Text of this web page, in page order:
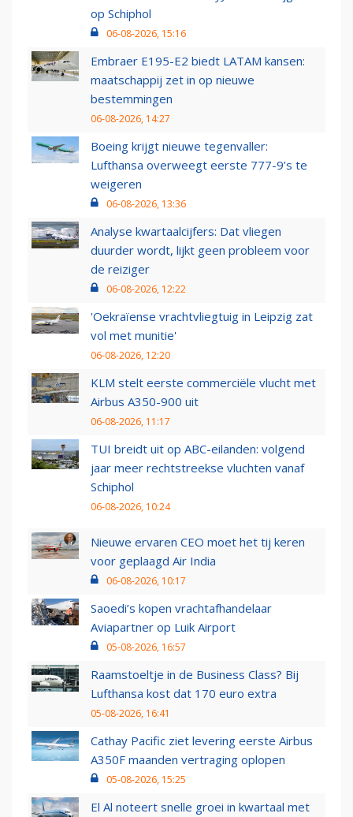
op Schiphol
06-08-2026, 15:16
Embraer E195-E2 biedt LATAM kansen:
maatschappij zet in op nieuwe
bestemmingen
06-08-2026, 14:27
Boeing krijgt nieuwe tegenvaller:
Lufthansa overweegt eerste 777-9’s te
weigeren
06-08-2026, 13:36
Analyse kwartaalcijfers: Dat vliegen
duurder wordt, lijkt geen probleem voor
de reiziger
06-08-2026, 12:22
'Oekraïense vrachtvliegtuig in Leipzig zat
vol met munitie'
06-08-2026, 12:20
KLM stelt eerste commerciële vlucht met
Airbus A350-900 uit
06-08-2026, 11:17
TUI breidt uit op ABC-eilanden: volgend
jaar meer rechtstreekse vluchten vanaf
Schiphol
06-08-2026, 10:24
Nieuwe ervaren CEO moet het tij keren
voor geplaagd Air India
06-08-2026, 10:17
Saoedi’s kopen vrachtafhandelaar
Aviapartner op Luik Airport
05-08-2026, 16:57
Raamstoeltje in de Business Class? Bij
Lufthansa kost dat 170 euro extra
05-08-2026, 16:41
Cathay Pacific ziet levering eerste Airbus
A350F maanden vertraging oplopen
05-08-2026, 15:25
El Al noteert snelle groei in kwartaal met